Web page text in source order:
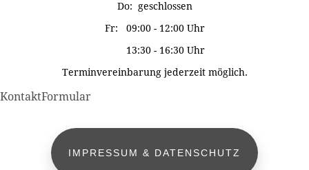
Do: geschlossen
Fr: 09:00 - 12:00 Uhr
13:30 - 16:30 Uhr
Terminvereinbarung jederzeit möglich.
KontaktFormular
IMPRESSUM & DATENSCHUTZ